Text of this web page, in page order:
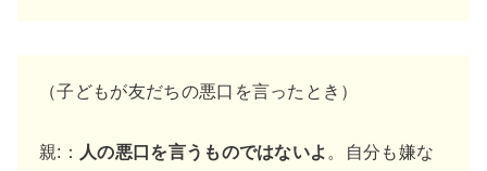
（子どもが友だちの悪口を言ったとき）
親:： 人の悪口を言うものではないよ 。自分も嫌な